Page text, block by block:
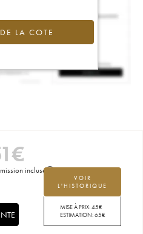
LA COTE
€
incluse
VOIR
L'HISTORIQUE
MISE À PRIX:45€
ESTIMATION:65€